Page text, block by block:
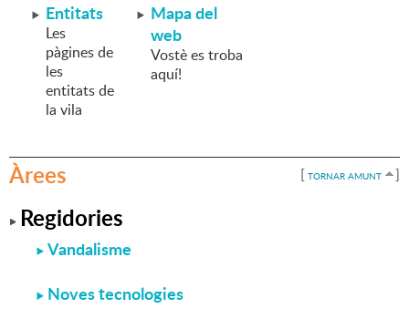
Entitats
Les
pàgines de
les
entitats de
la vila
Mapa del
web
Vostè es troba
aquí!
[ TORNAR AMUNT ]
Àrees
Regidories
Vandalisme
Noves tecnologies